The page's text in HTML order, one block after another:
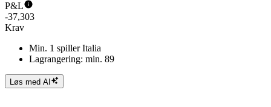
P&L
-37,303
Krav
Min. 1 spiller Italia
Lagrangering: min. 89
Løs med AI